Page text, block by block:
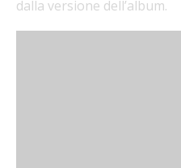
dalla versione dell’album.